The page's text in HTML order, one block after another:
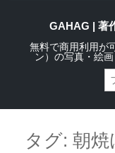
GAHAG | 著
無料で商用利用が
ン）の写真・絵
contentタグ: 朝焼